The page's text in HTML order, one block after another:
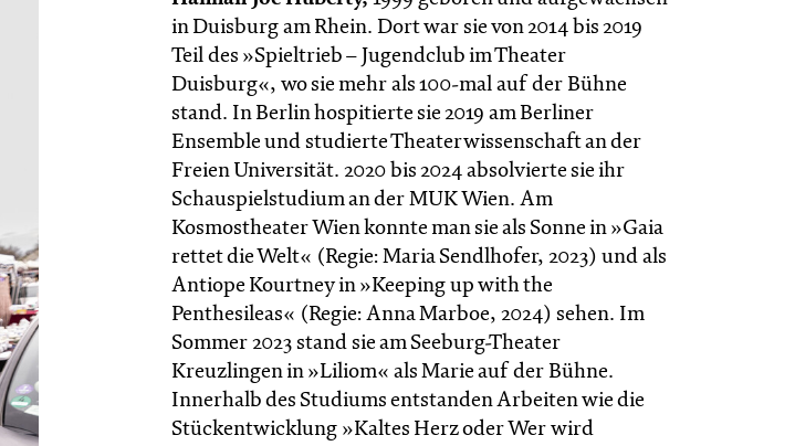
in Duisburg am Rhein. Dort war sie von 2014 bis 2019
Teil des »Spieltrieb – Jugendclub im Theater
Duisburg«, wo sie mehr als 100-mal auf der Bühne
stand. In Berlin hospitierte sie 2019 am Berliner
Ensemble und studierte Theaterwissenschaft an der
Freien Universität. 2020 bis 2024 absolvierte sie ihr
Schauspielstudium an der MUK Wien. Am
Kosmostheater Wien konnte man sie als Sonne in »Gaia
rettet die Welt« (Regie: Maria Sendlhofer, 2023) und als
Antiope Kourtney in »Keeping up with the
Penthesileas« (Regie: Anna Marboe, 2024) sehen. Im
Sommer 2023 stand sie am Seeburg-Theater
Kreuzlingen in »Liliom« als Marie auf der Bühne.
Innerhalb des Studiums entstanden Arbeiten wie die
Stückentwicklung »Kaltes Herz oder Wer wird